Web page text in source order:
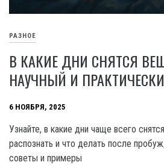
РАЗНОЕ
В КАКИЕ ДНИ СНЯТСЯ
НАУЧНЫЙ И
6 НОЯБРЯ, 2025
Узнайте, в какие дни чаще всего
распознать и что делать после
советы и примеры